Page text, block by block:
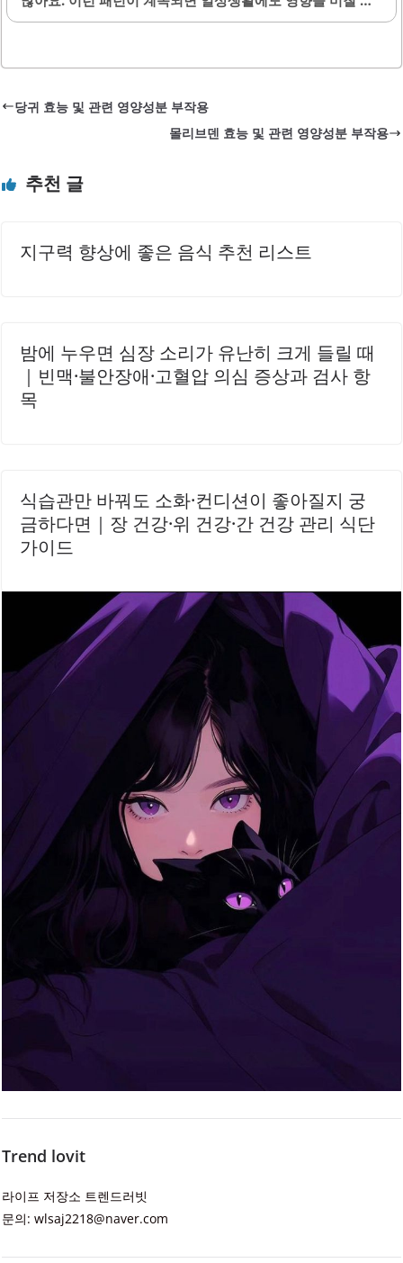
있어서 적절한 관리가 필요해요. 이번 글에서는 갱년기, 우울,
알려드릴 테니 꼭 도움 되실 거예요.1. 갱년기와 수면 문제의
연관성갱년기는 노화 과정 중 여성 호르몬의 급격한 변화로
스트로겐 수치가 떨어지면 수면 패턴에 영향을 줘서 새벽에
다른 신체 증상과 함께 나타나기도 해요.갱년기 관련 수면장
당귀 효능 및 관련 영양성분 부작용
몰리브덴 효능 및 관련 영양성분 부작용
추천 글
지구력 향상에 좋은 음식 추천 리스트
밤에 누우면 심장 소리가 유난히 크게 들릴 때
｜빈맥·불안장애·고혈압 의심 증상과 검사 항
목
식습관만 바꿔도 소화·컨디션이 좋아질지 궁
금하다면｜장 건강·위 건강·간 건강 관리 식단
가이드
Trend lovit
라이프 저장소 트렌드러빗
문의: wlsaj2218@naver.com